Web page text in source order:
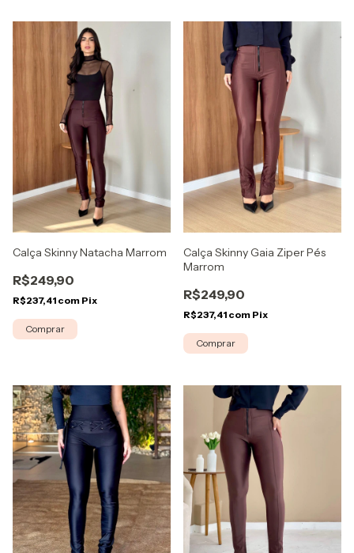
Calça Skinny Natacha Marrom
R$249,90
R$237,41 com Pix
Comprar
Calça Skinny Gaia Ziper Pés
Marrom
R$249,90
R$237,41 com Pix
Comprar